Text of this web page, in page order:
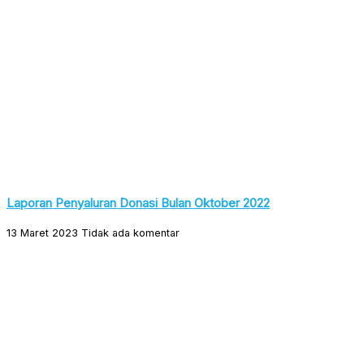
Laporan Penyaluran Donasi Bulan Oktober 2022
13 Maret 2023 Tidak ada komentar